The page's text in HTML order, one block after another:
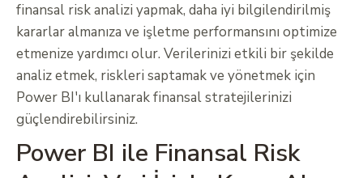
finansal risk analizi yapmak, daha iyi bilgilendirilmiş
kararlar almanıza ve işletme performansını optimize
etmenize yardımcı olur. Verilerinizi etkili bir şekilde
analiz etmek, riskleri saptamak ve yönetmek için
Power BI'ı kullanarak finansal stratejilerinizi
güçlendirebilirsiniz.
Power BI ile Finansal Risk